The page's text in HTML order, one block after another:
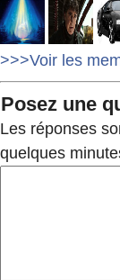
>>>Voir les
Posez une
Les réponses
quelques